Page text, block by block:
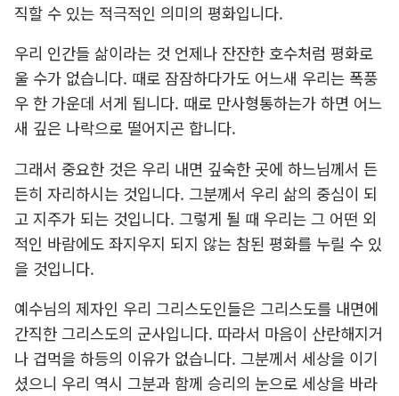
직할 수 있는 적극적인 의미의 평화입니다.
우리 인간들 삶이라는 것 언제나 잔잔한 호수처럼 평화로
울 수가 없습니다. 때로 잠잠하다가도 어느새 우리는 폭풍
우 한 가운데 서게 됩니다. 때로 만사형통하는가 하면 어느
새 깊은 나락으로 떨어지곤 합니다.
그래서 중요한 것은 우리 내면 깊숙한 곳에 하느님께서 든
든히 자리하시는 것입니다. 그분께서 우리 삶의 중심이 되
고 지주가 되는 것입니다. 그렇게 될 때 우리는 그 어떤 외
적인 바람에도 좌지우지 되지 않는 참된 평화를 누릴 수 있
을 것입니다.
예수님의 제자인 우리 그리스도인들은 그리스도를 내면에
간직한 그리스도의 군사입니다. 따라서 마음이 산란해지거
나 겁먹을 하등의 이유가 없습니다. 그분께서 세상을 이기
셨으니 우리 역시 그분과 함께 승리의 눈으로 세상을 바라